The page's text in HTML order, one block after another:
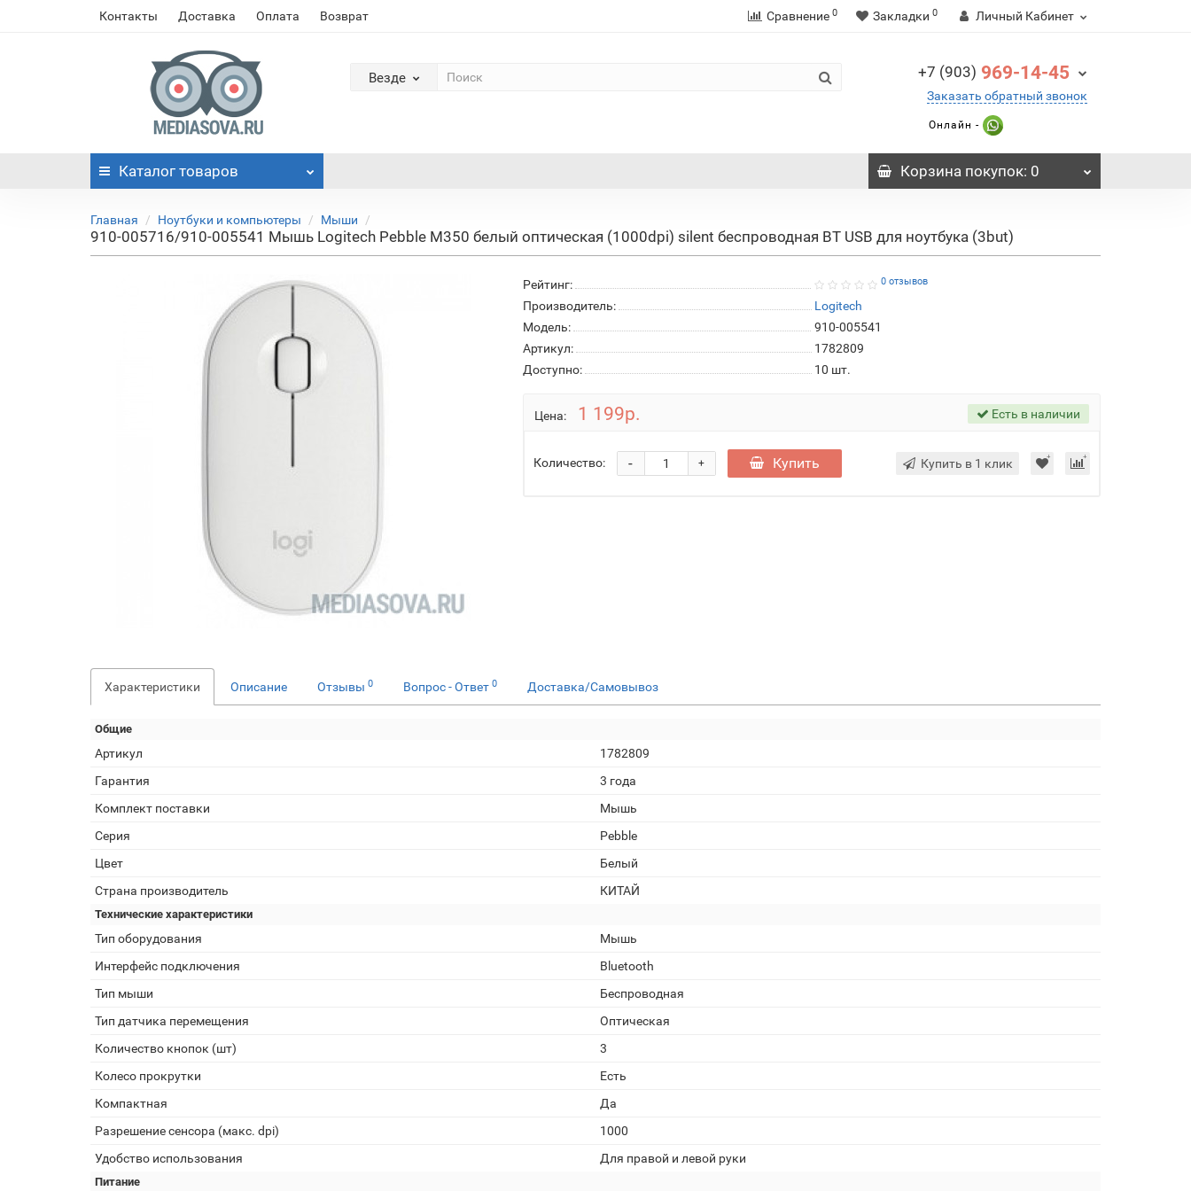
Контакты Доставка Оплата Возврат Сравнение 0 Закладки 0 Личный Кабинет
Везде +7 (903) 969-14-45
Заказать обратный звонок
Онлайн -
Каталог товаров Корзинапокупок: 0
Главная Ноутбуки и компьютеры Мыши
910-005716/910-005541 Мышь Logitech Pebble M350 белый оптическая (1000dpi) silent беспроводная BT USB для ноутбука (3but)
Рейтинг: 0 отзывов
Производитель:
Logitech
Модель:
910-005541
Артикул:
1782809
Доступно:
10 шт.
Цена: 1 199р. Есть в наличии
Количество: +
- Купить Купить в 1 клик
Характеристики Описание Отзывы 0 Вопрос - Ответ 0 Доставка/Самовывоз
Общие
Артикул
1782809
Гарантия
3 года
Комплект поставки
Мышь
Серия
Pebble
Цвет
Белый
Страна производитель
КИТАЙ
Технические характеристики
Тип оборудования
Мышь
Интерфейс подключения
Bluetooth
Тип мыши
Беспроводная
Тип датчика перемещения
Оптическая
Количество кнопок (шт)
3
Колесо прокрутки
Есть
Компактная
Да
Разрешение сенсора (макс. dpi)
1000
Удобство использования
Для правой и левой руки
Питание